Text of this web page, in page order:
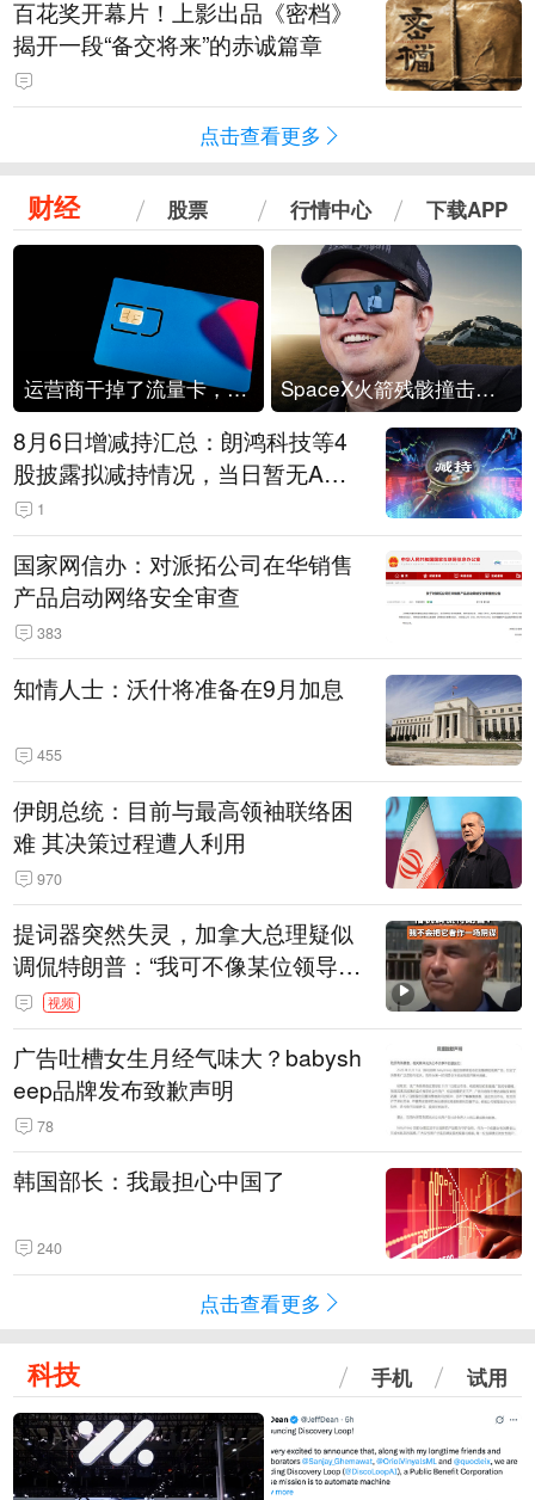
百花奖开幕片！上影出品《密档》
揭开一段“备交将来”的赤诚篇章
点击查看更多
财经 股票 行情中心 下载APP
运营商干掉了流量卡，他们真的玩不起了 SpaceX火箭残骸撞击月球
8月6日增减持汇总：朗鸿科技等4
股披露拟减持情况，当日暂无A股
公司披露拟增持情况（表）
1
国家网信办：对派拓公司在华销售
产品启动网络安全审查
383
知情人士：沃什将准备在9月加息
455
伊朗总统：目前与最高领袖联络困
难 其决策过程遭人利用
970
提词器突然失灵，加拿大总理疑似
调侃特朗普：“我可不像某位领导
人，把这当成一场阴谋”，全场哄笑
视频
广告吐槽女生月经气味大？babysh
eep品牌发布致歉声明
78
韩国部长：我最担心中国了
240
点击查看更多
科技 手机 试用